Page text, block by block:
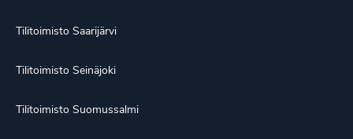
Tilitoimisto Saarijärvi
Tilitoimisto Seinäjoki
Tilitoimisto Suomussalmi